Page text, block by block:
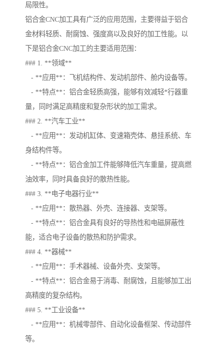
局限性。
铝合金CNC加工具有广泛的应用范围，主要得益于铝合
金材料轻质、耐腐蚀、强度高以及良好的加工性能。以
下是铝合金CNC加工的主要适用范围：
### 1. **领域**
- **应用**：飞机结构件、发动机部件、舱内设备等。
- **特点**：铝合金轻质高强，能够有效减轻*行器重
量，同时满足高精度和复杂形状的加工需求。
### 2. **汽车工业**
- **应用**：发动机缸体、变速箱壳体、悬挂系统、车
身结构件等。
- **特点**：铝合金加工件能够降低汽车重量，提高燃
油效率，同时具备良好的散热性能。
### 3. **电子电器行业**
- **应用**：散热器、外壳、连接器、支架等。
- **特点**：铝合金具有良好的导热性和电磁屏蔽性
能，适合电子设备的散热和防护需求。
### 4. **器械**
- **应用**：手术器械、设备外壳、支架等。
- **特点**：铝合金易于消毒、耐腐蚀，且能够加工出
高精度的复杂结构。
### 5. **工业设备**
- **应用**：机械零部件、自动化设备框架、传动部件
等。